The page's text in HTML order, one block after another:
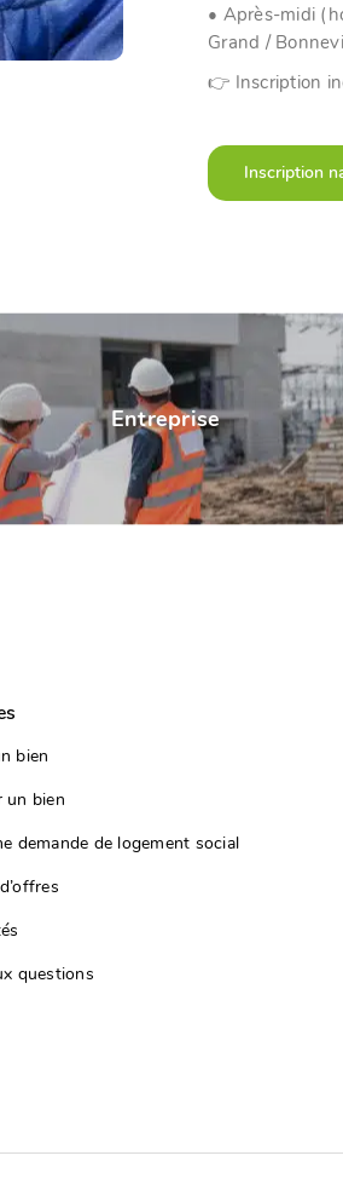
• Après-midi
Grand /
👉 Inscription
Inscription
Entreprise
bien
un bien
demande de logement social
questions